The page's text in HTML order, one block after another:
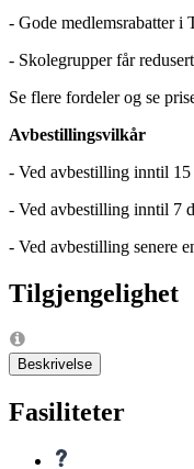
- Gode medlemsrabatter i
- Skolegrupper får
Se flere fordeler og se
Avbestillingsvilkår
- Ved avbestilling inntil
- Ved avbestilling inntil 7
- Ved avbestilling senere
Tilgjengelighet
Beskrivelse
Fasiliteter